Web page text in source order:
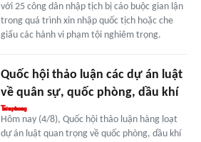
với 25 công dân nhập tịch bị cáo buộc gian lận
trong quá trình xin nhập quốc tịch hoặc che
giấu các hành vi phạm tội nghiêm trọng.
Quốc hội thảo luận các dự án luật
về quân sự, quốc phòng, dầu khí
Hôm nay (4/8), Quốc hội thảo luận hàng loạt
dự án luật quan trọng về quốc phòng, dầu khí